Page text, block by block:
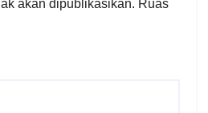
akan dipublikasikan. Ruas